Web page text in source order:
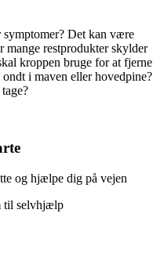
Det kan være
restprodukter skylder
kroppen bruge for at fjerne
i maven eller hovedpine?
og hjælpe dig på vejen
til selvhjælp